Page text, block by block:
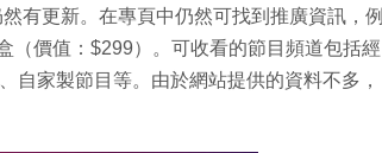
有更新。在專頁中仍然可找到推廣資訊，例
（價值：$299）。可收看的節目頻道包括經
自家製節目等。由於網站提供的資料不多，